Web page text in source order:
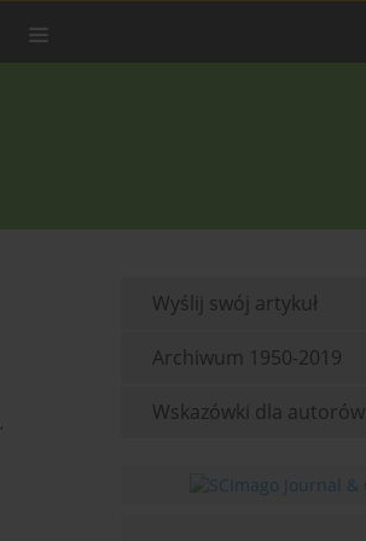
,
Wyślij swój artykuł
Archiwum 1950-2019
Wskazówki dla autorów